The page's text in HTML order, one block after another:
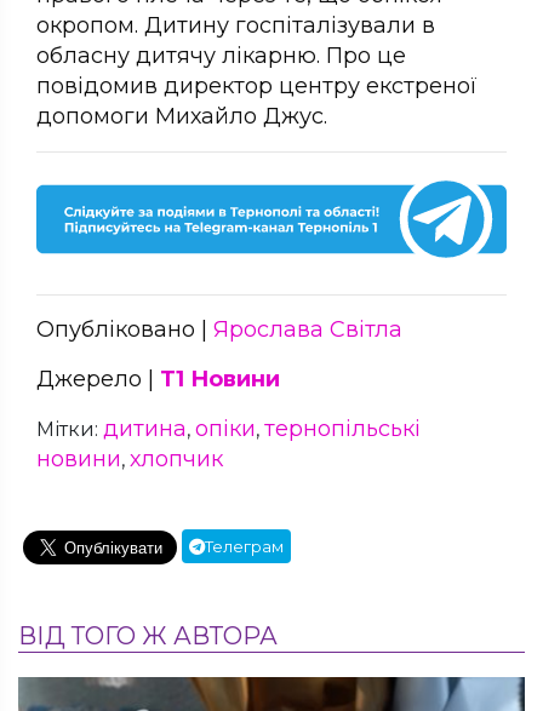
окропом. Дитину госпіталізували в
обласну дитячу лікарню. Про це
повідомив директор центру екстреної
допомоги Михайло Джус.
Опубліковано | Ярослава Світла
Джерело | Т1 Новини
Мітки: дитина, опіки, тернопільські
новини, хлопчик
Телеграм
ВІД ТОГО Ж АВТОРА